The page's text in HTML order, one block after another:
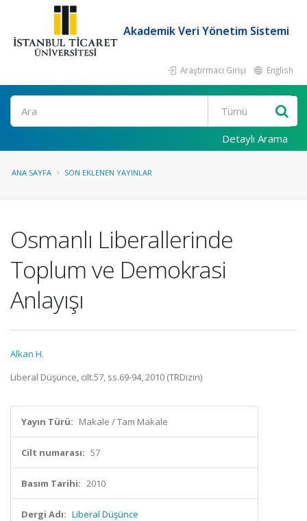
Akademik Veri Yönetim Sistemi
Araştırmacı Girişi English
Ara
Detaylı Arama
ANA SAYFA SON EKLENEN YAYINLAR
Osmanlı Liberallerinde
Toplum ve Demokrasi
Anlayışı
Alkan H.
Liberal Düşünce, cilt.57, ss.69-94, 2010 (TRDizin)
Yayın Türü: Makale / Tam Makale
Cilt numarası: 57
Basım Tarihi: 2010
Dergi Adı: Liberal Düşünce